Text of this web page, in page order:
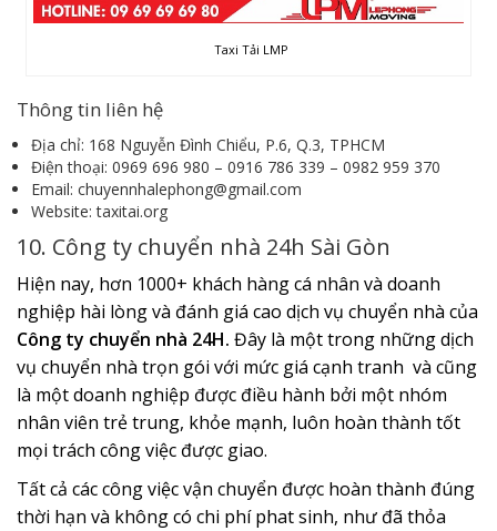
Taxi Tải LMP
Thông tin liên hệ
Địa chỉ: 168 Nguyễn Đình Chiểu, P.6, Q.3, TPHCM
Điện thoại: 0969 696 980 – 0916 786 339 – 0982 959 370
Email: chuyennhalephong@gmail.com
Website: taxitai.org
10. Công ty chuyển nhà 24h Sài Gòn
Hiện nay, hơn 1000+ khách hàng cá nhân và doanh
nghiệp hài lòng và đánh giá cao dịch vụ chuyển nhà của
Công ty chuyển nhà 24H. Đây là một trong những dịch
vụ chuyển nhà trọn gói với mức giá cạnh tranh và cũng
là một doanh nghiệp được điều hành bởi một nhóm
nhân viên trẻ trung, khỏe mạnh, luôn hoàn thành tốt
mọi trách công việc được giao.
Tất cả các công việc vận chuyển được hoàn thành đúng
thời hạn và không có chi phí phat sinh, như đã thỏa